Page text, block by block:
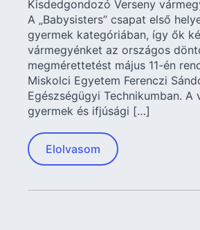
Kisdedgondozó Verseny
A „Babysisters” csapat első
gyermek kategóriában, így ők
vármegyénket az országos
megmérettetést május 11-én
Miskolci Egyetem Ferenczi
Egészségügyi Technikumban. A
gyermek és ifjúsági […]
Elolvasom